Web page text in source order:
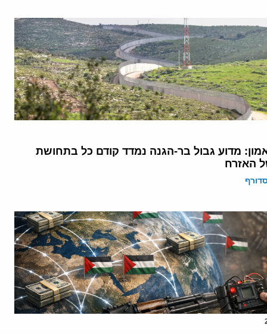
מדוע גבול בר-הגנה נמדד קודם כל בתחושת
האזרח